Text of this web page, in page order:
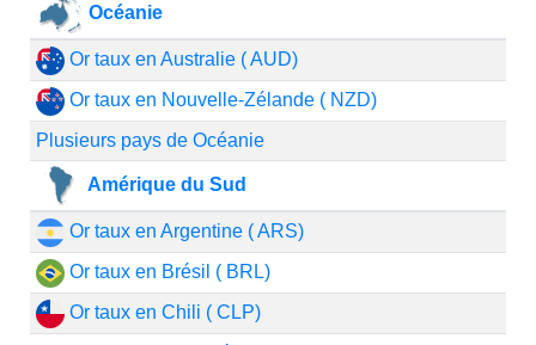
Océanie
Or taux en Australie ( AUD)
Or taux en Nouvelle-Zélande ( NZD)
Plusieurs pays de Océanie
Amérique du Sud
Or taux en Argentine ( ARS)
Or taux en Brésil ( BRL)
Or taux en Chili ( CLP)